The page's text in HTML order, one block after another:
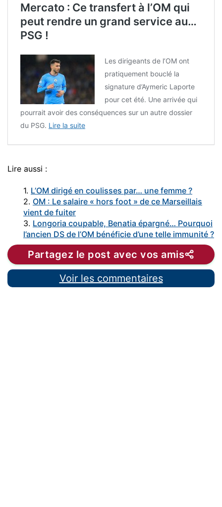
Mercato : Ce transfert à l’OM qui
peut rendre un grand service au…
PSG !
Les dirigeants de l’OM ont
pratiquement bouclé la
signature d’Aymeric Laporte
pour cet été. Une arrivée qui
pourrait avoir des conséquences sur un autre dossier
du PSG. Lire la suite
Lire aussi :
1. L’OM dirigé en coulisses par… une femme ?
2. OM : Le salaire « hors foot » de ce Marseillais
vient de fuiter
3. Longoria coupable, Benatia épargné… Pourquoi
l’ancien DS de l’OM bénéficie d’une telle immunité ?
Partagez le post avec vos amis
Voir les commentaires